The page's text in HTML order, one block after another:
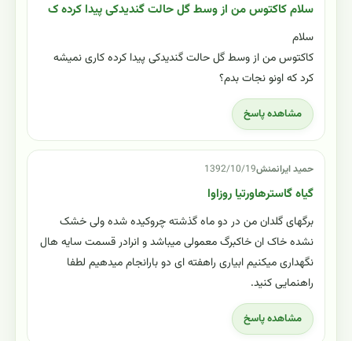
سلام کاکتوس من از وسط گل حالت گندیدکی پیدا کرده ک
سلام
کاکتوس من از وسط گل حالت گندیدکی پیدا کرده کاری نمیشه
کرد که اونو نجات بدم؟
مشاهده پاسخ
حمید ایرانمنش1392/10/19
گیاه گاسترهاورتیا روزاوا
برگهای گلدان من در دو ماه گذشته چروکیده شده ولی خشک
نشده خاک ان خاکبرگ معمولی میباشد و انرادر قسمت سایه هال
نگهداری میکنیم ابیاری راهفته ای دو بارانجام میدهیم لطفا
راهنمایی کنید.
مشاهده پاسخ